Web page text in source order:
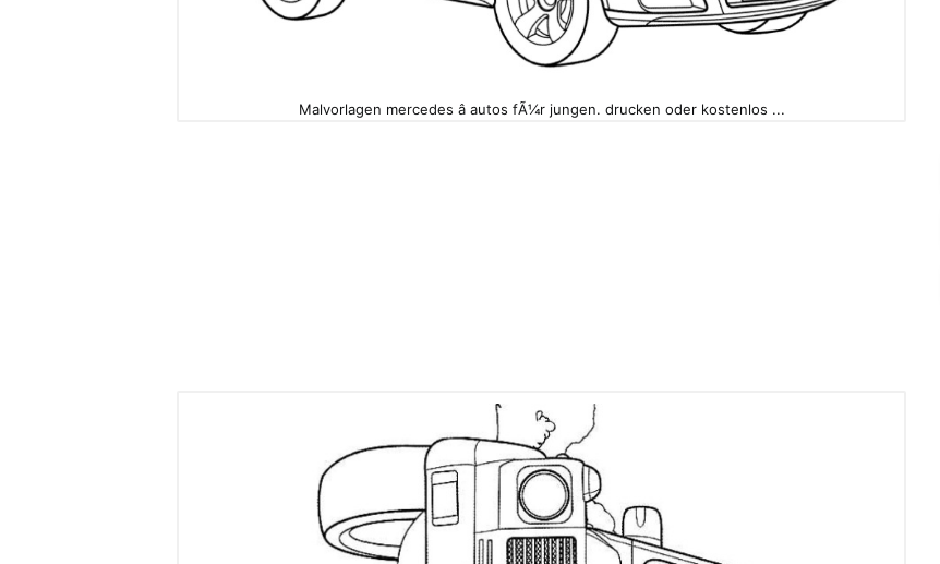
Malvorlagen mercedes â autos fÃ¼r jungen. drucken oder kostenlos ...